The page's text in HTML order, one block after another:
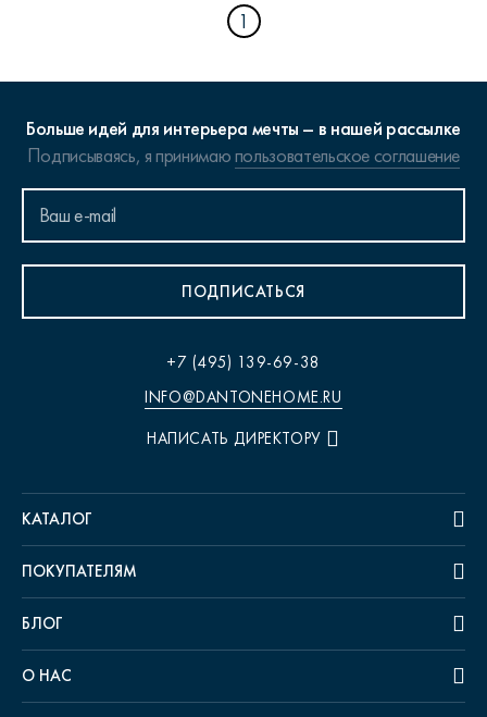
1
Больше идей для интерьера мечты – в нашей рассылке
Подписываясь, я принимаюпользовательское соглашение
ПОДПИСАТЬСЯ
+7 (495) 139-69-38
INFO@DANTONEHOME.RU
НАПИСАТЬ ДИРЕКТОРУ
КАТАЛОГ
ПОКУПАТЕЛЯМ
БЛОГ
О НАС